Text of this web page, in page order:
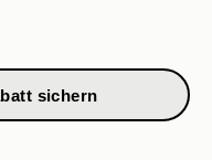
sichern